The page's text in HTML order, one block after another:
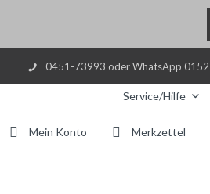
0451-73993 oder WhatsApp
Service/Hilfe
Merkzettel
Mein Konto